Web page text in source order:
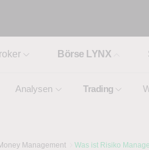
Börse LYNX
Analysen Trading
Management Was ist Risiko